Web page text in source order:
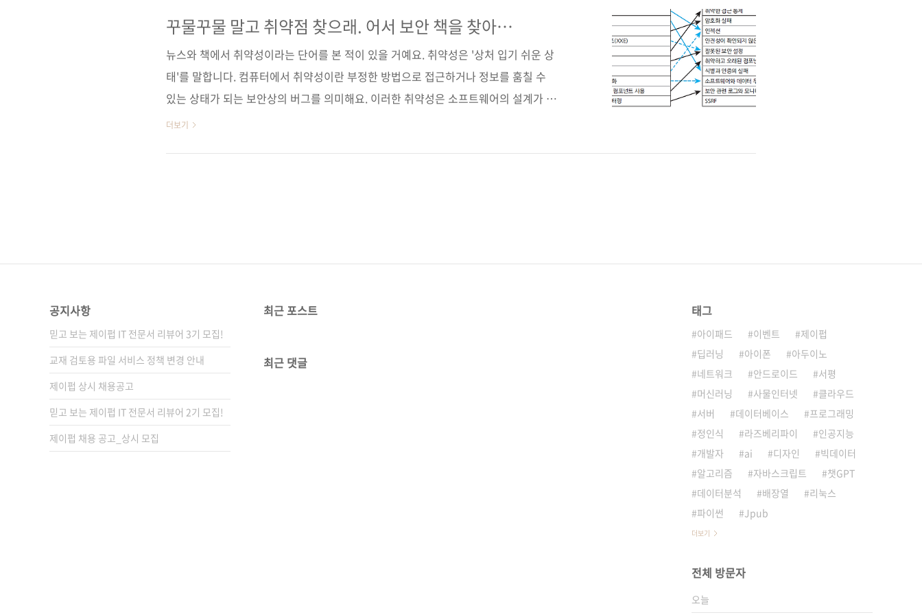
식을 빠르게 습득해보자. 도서 구매 사이트(가나다순) [교보문고] [도서11번가] [알라
북스] [리디..
꾸물꾸물 말고 취약점 찾으래. 어서 보안 책을 찾아
활용해보래
뉴스와 책에서 취약성이라는 단어를 본 적이 있을 거예요. 취약성은 '상처 입기 쉬운 상
태'를 말합니다. 컴퓨터에서 취약성이란 부정한 방법으로 접근하거나 정보를 훔칠 수
있는 상태가 되는 보안상의 버그를 의미해요. 이러한 취약성은 소프트웨어의 설계가 불
충분하거나 기술적인 실수로 인해 발생합니다. 안전한 소프트웨어를 개발하려면 설계
더보기
공지사항
믿고 보는 제이펍 IT 전문서 리뷰어 3기 모집!
교재 검토용 파일 서비스 정책 변경 안내
제이펍 상시 채용공고
믿고 보는 제이펍 IT 전문서 리뷰어 2기 모집!
제이펍 채용 공고_상시 모집
최근 포스트
최근 댓글
태그
아이패드 이벤트
제이펍
딥러닝
아이폰
아두이노
네트워크
안드로이드
서평
머신러닝
사물인터넷
클라우드
서버
데이터베이스
프로그래밍
정인식
라즈베리파이
인공지능
개발자
ai 디자인
빅데이터
알고리즘
자바스크립트
챗GPT
데이터분석
배장열
리눅스
파이썬
Jpub
더보기
전체 방문자
오늘